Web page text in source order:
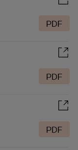
PDF
PDF
PDF